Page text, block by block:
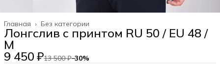
Без категории
Главная ›
Лонгслив c принтом RU 50 / EU 48 /
M
9 450 ₽13 500 ₽−30%